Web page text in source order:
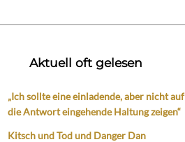
Aktuell oft gelesen
„Ich sollte eine einladende, aber nicht auf
die Antwort eingehende Haltung zeigen“
Kitsch und Tod und Danger Dan